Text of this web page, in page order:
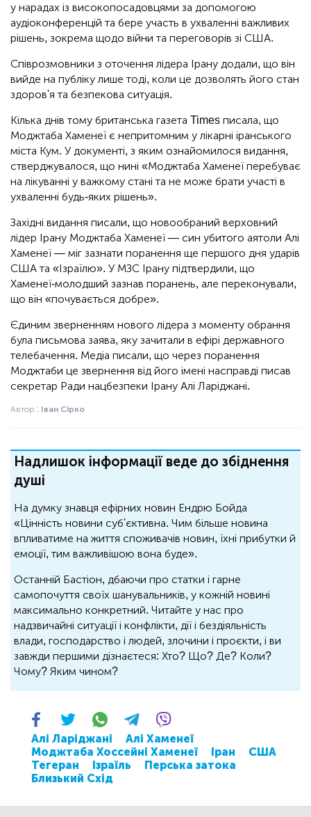
у нарадах із високопосадовцями за допомогою
аудіоконференцій та бере участь в ухваленні важливих
рішень, зокрема щодо війни та переговорів зі США.
Співрозмовники з оточення лідера Ірану додали, що він
вийде на публіку лише тоді, коли це дозволять його стан
здоров'я та безпекова ситуація.
Кілька днів тому британська газета Times писала, що
Моджтаба Хаменеї є непритомним у лікарні іранського
міста Кум. У документі, з яким ознайомилося видання,
стверджувалося, що нині «Моджтаба Хаменеї перебуває
на лікуванні у важкому стані та не може брати участі в
ухваленні будь-яких рішень».
Західні видання писали, що новообраний верховний
лідер Ірану Моджтаба Хаменеї — син убитого аятоли Алі
Хаменеї — міг зазнати поранення ще першого дня ударів
США та «Ізраїлю». У МЗС Ірану підтвердили, що
Хаменеї-молодший зазнав поранень, але переконували,
що він «почувається добре».
Єдиним зверненням нового лідера з моменту обрання
була письмова заява, яку зачитали в ефірі державного
телебачення. Медіа писали, що через поранення
Моджтаби це звернення від його імені насправді писав
секретар Ради нацбезпеки Ірану Алі Ларіджані.
Автор : Іван Сірко
Надлишок інформації веде до збіднення
душі
На думку знавця ефірних новин Ендрю Бойда
«Цінність новини суб'єктивна. Чим більше новина
впливатиме на життя споживачів новин, їхні прибутки й
емоції, тим важливішою вона буде».
Останній Бастіон, дбаючи про статки і гарне
самопочуття своїх шанувальників, у кожній новині
максимально конкретний. Читайте у нас про
надзвичайні ситуації і конфлікти, дії і бездіяльність
влади, господарство і людей, злочини і проєкти, і ви
завжди першими дізнаєтеся: Хто? Що? Де? Коли?
Чому? Яким чином?
Алі Ларіджані
Алі Хаменеї
Моджтаба Хоссейні Хаменеї
Іран
США
Тегеран
Ізраїль
Перська затока
Близький Схід